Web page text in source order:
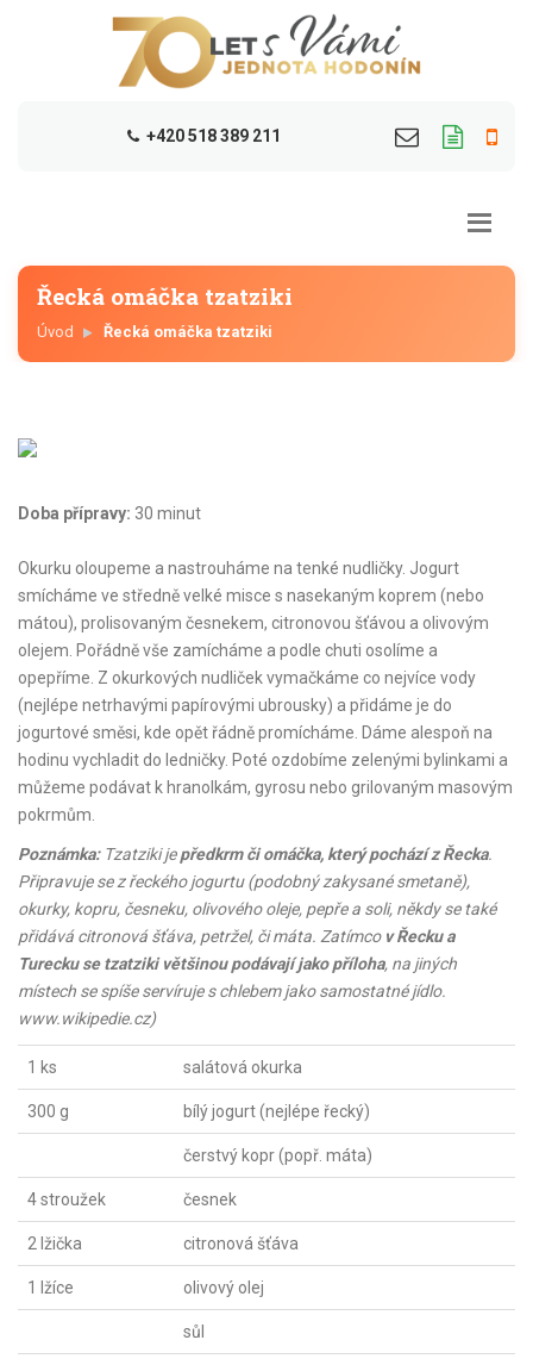
+420 518 389 211
Řecká omáčka tzatziki
Úvod Řecká omáčka tzatziki
Doba přípravy: 30 minut
Okurku oloupeme a nastrouháme na tenké nudličky. Jogurt
smícháme ve středně velké misce s nasekaným koprem (nebo
mátou), prolisovaným česnekem, citronovou šťávou a olivovým
olejem. Pořádně vše zamícháme a podle chuti osolíme a
opepříme. Z okurkových nudliček vymačkáme co nejvíce vody
(nejlépe netrhavými papírovými ubrousky) a přidáme je do
jogurtové směsi, kde opět řádně promícháme. Dáme alespoň na
hodinu vychladit do ledničky. Poté ozdobíme zelenými bylinkami a
můžeme podávat k hranolkám, gyrosu nebo grilovaným masovým
pokrmům.
Poznámka: Tzatziki jepředkrm či omáčka, který pochází z Řecka.
Připravuje se z řeckého jogurtu (podobný zakysané smetaně),
okurky, kopru, česneku, olivového oleje, pepře a soli, někdy se také
přidává citronová šťáva, petržel, či máta. Zatímco v Řecku a
Turecku se tzatziki většinou podávají jako příloha, na jiných
místech se spíše servíruje s chlebem jako samostatné jídlo.
www.wikipedie.cz)
1 ks salátová okurka
300 g bílý jogurt (nejlépe řecký)
čerstvý kopr (popř. máta)
4 stroužek česnek
2 lžička citronová šťáva
1 lžíce olivový olej
sůl